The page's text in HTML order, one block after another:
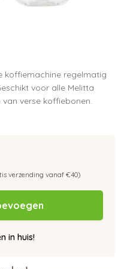
koffiemachine regelmatig
voor alle Melitta
verse koffiebonen.
verzending vanaf €40)
in huis!